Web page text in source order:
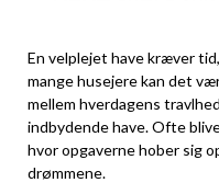
En velplejet have kræver
mange husejere kan det
mellem hverdagens
indbydende have. Ofte
hvor opgaverne hober sig
drømmene.